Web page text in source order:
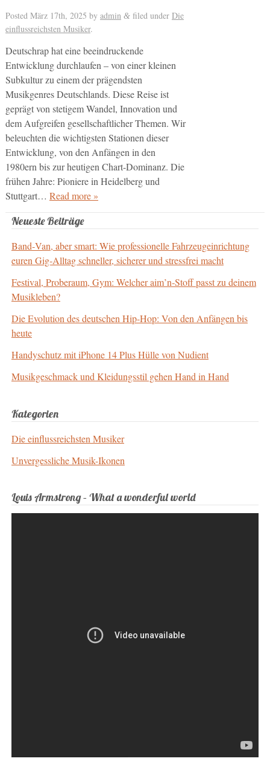
Posted März 17th, 2025 by admin &filed under Die
einflussreichsten Musiker.
Deutschrap hat eine beeindruckende
Entwicklung durchlaufen – von einer kleinen
Subkultur zu einem der prägendsten
Musikgenres Deutschlands. Diese Reise ist
geprägt von stetigem Wandel, Innovation und
dem Aufgreifen gesellschaftlicher Themen. Wir
beleuchten die wichtigsten Stationen dieser
Entwicklung, von den Anfängen in den
1980ern bis zur heutigen Chart-Dominanz. Die
frühen Jahre: Pioniere in Heidelberg und
Stuttgart… Read more »
Neueste Beiträge
Band‑Van, aber smart: Wie professionelle Fahrzeugeinrichtung
euren Gig‑Alltag schneller, sicherer und stressfrei macht
Festival, Proberaum, Gym: Welcher aim’n‑Stoff passt zu deinem
Musikleben?
Die Evolution des deutschen Hip-Hop: Von den Anfängen bis
heute
Handyschutz mit iPhone 14 Plus Hülle von Nudient
Musikgeschmack und Kleidungsstil gehen Hand in Hand
Kategorien
Die einflussreichsten Musiker
Unvergessliche Musik-Ikonen
Louis Armstrong – What a wonderful world